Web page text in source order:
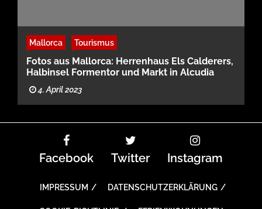
Mallorca Tourismus
Fotos aus Mallorca: Herrenhaus Els Calderers,
Halbinsel Formentor und Markt in Alcudia
4. April 2023
Facebook Twitter Instagram
IMPRESSUM DATENSCHUTZERKLÄRUNG